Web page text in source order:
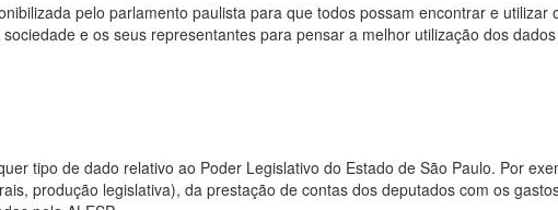
pelo parlamento paulista para que todos possam encontrar e
e os seus representantes para pensar a melhor utilização dos
tipo de dado relativo ao Poder Legislativo do Estado de São Paulo. Por
produção legislativa), da prestação de contas dos deputados com os